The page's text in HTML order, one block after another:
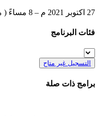
27 اكتوبر 2021 م – 8 مساءً ( متوفرة على قناة يوتيوب الجمعية )
فئات البرنامج
التسجيل غير متاح
برامج ذات صلة